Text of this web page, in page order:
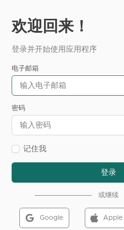
欢迎回来！
登录并开始使用应用程序
电子邮箱
密码
记住我
登录
或继续
Google Apple